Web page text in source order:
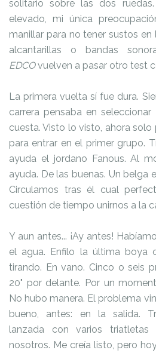
solitario sobre las dos
elevado, mi única
manillar para no tener sustos
alcantarillas o bandas
EDCOvuelven a pasar otro test
La primera vuelta sí fue dura.
carrera pensaba en
cuesta. Visto lo visto, ahora
para entrar en el primer grupo.
ayuda el jordano Fanous. Al
ayuda. De las buenas. Un belga
Circulamos tras él cual
cuestión de tiempo unirnos a la
Y aun antes... ¡Ay antes!
el agua. Enfilo la última boya
tirando. En vano. Cinco o seis
20" por delante. Por un
No hubo manera. El problema
bueno, antes: en la salida.
lanzada con varios
nosotros. Me creía listo, pero